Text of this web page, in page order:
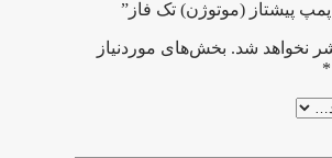
نخواهد شد. بخش‌های موردنیاز
*